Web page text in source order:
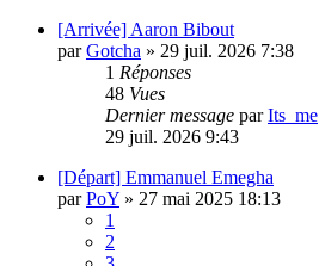
[Arrivée] Aaron Bibout
parGotcha » 29 juil. 2026 7:38
1 Réponses
48 Vues
Dernier message parIts_me
29 juil. 2026 9:43
[Départ] Emmanuel Emegha
parPoY » 27 mai 2025 18:13
1
2